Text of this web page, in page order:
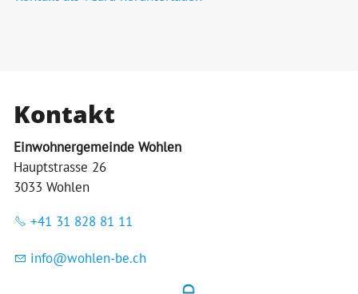
Kontakt
Einwohnergemeinde Wohlen
Hauptstrasse 26
3033 Wohlen
+41 31 828 81 11
nf w hl n-b ch